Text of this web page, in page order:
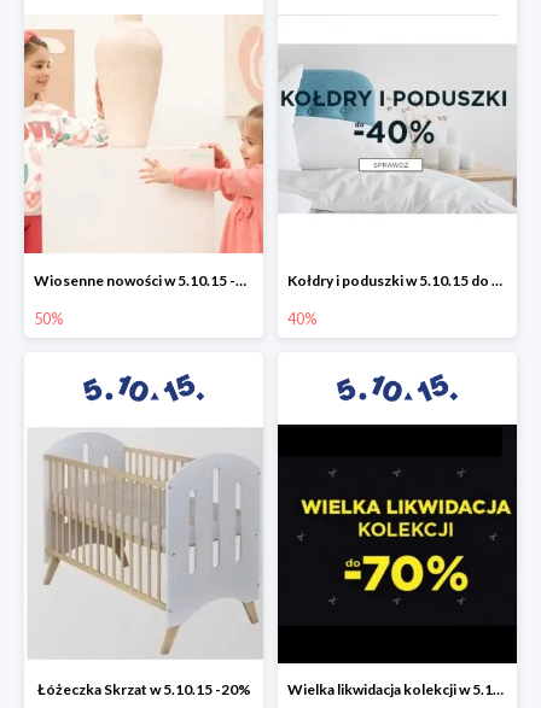
Wiosenne nowości w 5.10.15 -50%
50%
Kołdry i poduszki w 5.10.15 do -40%
40%
Łóżeczka Skrzat w 5.10.15 -20% Wielka likwidacja kolekcji w 5.10.15 do -70%